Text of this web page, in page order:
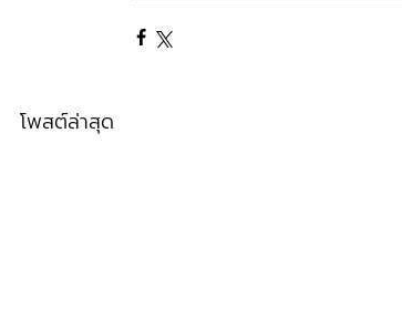
โพสต์ล่าสุด